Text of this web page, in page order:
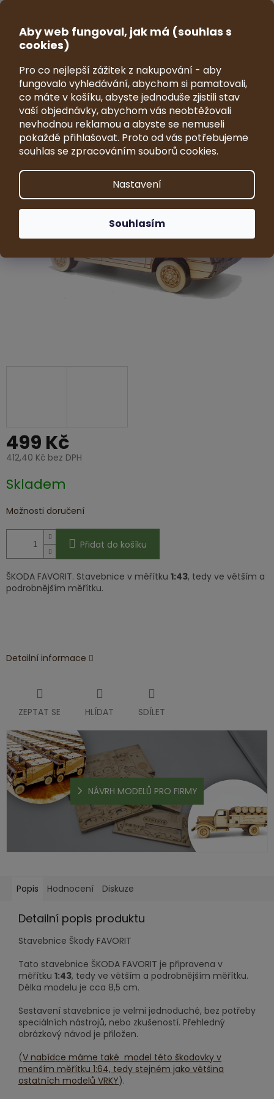
Aby web fungoval, jak má (souhlas s
cookies)
Pro co nejlepší zážitek z nakupování - aby
fungovalo vyhledávání, abychom si pamatovali,
co máte v košíku, abyste jednoduše zjistili stav
vaší objednávky, abychom vás neobtěžovali
nevhodnou reklamou a abyste se nemuseli
pokaždé přihlašovat. Proto od vás potřebujeme
souhlas se zpracováním souborů cookies.
Nastavení
Souhlasím
Přejít
obsah
Model automobilu Škoda Favorit
1:43
Průměrné
hodnocení
produktu
hvězdiček.
Neohodnoceno Podrobnosti hodnocení
Značka:VRKY - sběratelské modely
499 Kč
412,40 Kč bez DPH
cena:
Skladem
Možnosti doručení
Přidat do košíku
ŠKODA FAVORIT. Stavebnice v měřítku 1:43, tedy ve větším a
podrobnějším měřítku.
Detailní informace
ZEPTAT SE HLÍDAT SDÍLET
NÁVRH MODELŮ PRO FIRMY
Popis Hodnocení Diskuze
Detailní popis produktu
Stavebnice Škody FAVORIT
Tato stavebnice ŠKODA FAVORIT je připravena v
měřítku 1:43, tedy ve větším a podrobnějším měřítku.
Délka modelu je cca 8,5 cm.
Sestavení stavebnice je velmi jednoduché, bez potřeby
speciálních nástrojů, nebo zkušeností. Přehledný
obrázkový návod je přiložen.
(V nabídce máme také model této škodovky v
menším měřítku 1:64, tedy stejném jako většina
ostatních modelů VRKY).